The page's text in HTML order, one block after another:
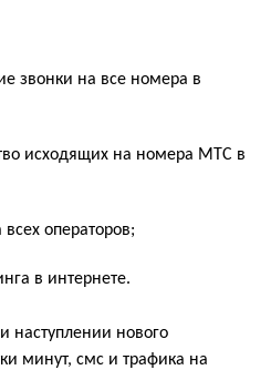
звонки на все номера в
исходящих на номера МТС в
операторов;
в интернете.
наступлении нового
минут, смс и трафика на